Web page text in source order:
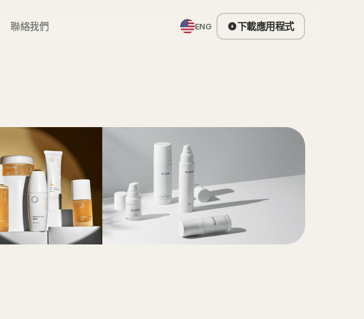
聯絡我們 ENG 下載應用程式